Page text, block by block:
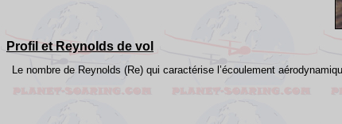
Profil et Reynolds de vol
Le nombre de Reynolds (Re) qui caractérise l’écoulement